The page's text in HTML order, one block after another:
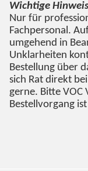
Wichtige
Nur für
Fachpersonal.
umgehend in
Unklarheiten
Bestellung über
sich Rat direkt
gerne. Bitte VOC
Bestellvorgang